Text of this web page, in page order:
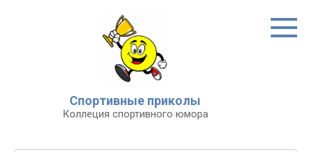
Спортивные приколы
Коллеция спортивного юмора